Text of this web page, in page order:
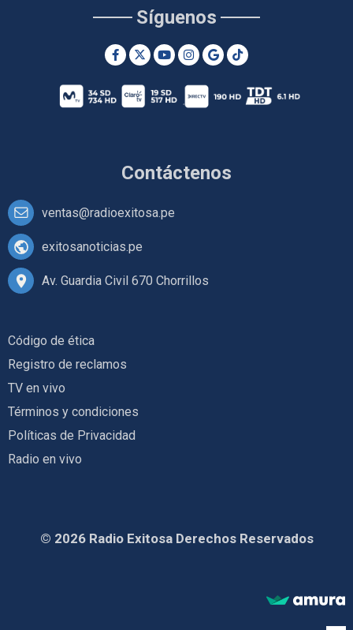
Contáctenos
ventas@radioexitosa.pe
exitosanoticias.pe
Av. Guardia Civil 670 Chorrillos
Síguenos
Código de ética
Registro de reclamos
TV en vivo
Términos y condiciones
Políticas de Privacidad
Radio en vivo
© 2026 Radio Exitosa Derechos Reservados